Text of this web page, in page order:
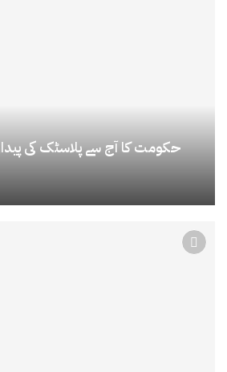
حکومت کا آج سے پلاسٹک کی